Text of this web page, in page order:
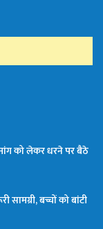
को लेकर धरने पर बैठे
बच्चों को बांटी